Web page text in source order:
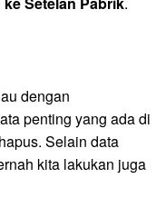
dengan
penting yang ada di
Selain data
kita lakukan juga